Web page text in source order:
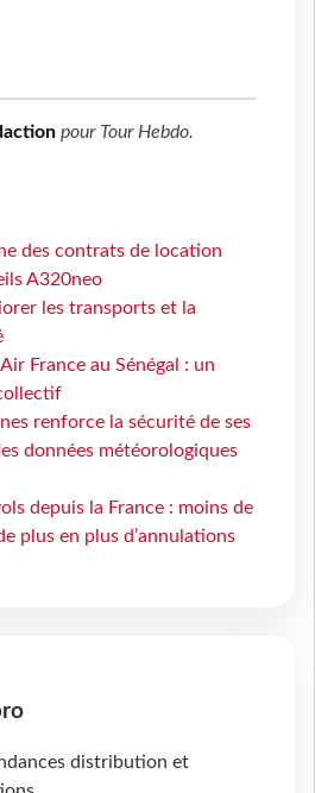
pour Tour Hebdo.
des contrats de location
A320neo
les transports et la
France au Sénégal : un
renforce la sécurité de ses
données météorologiques
depuis la France : moins de
plus en plus d’annulations
distribution et